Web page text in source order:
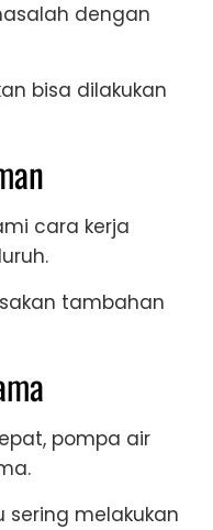
dengan
bisa dilakukan
cara kerja
tambahan
pompa air
sering melakukan